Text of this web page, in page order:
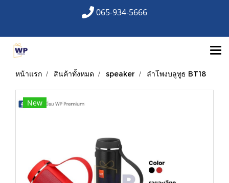
065-934-5666
หน้าแรก สินค้าทั้งหมด speaker ลำโพงบลูทูธ BT18
New